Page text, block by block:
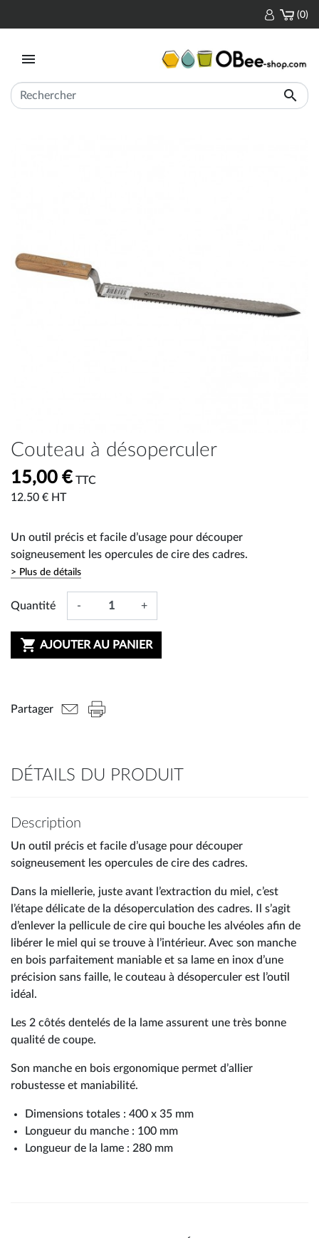
(0)


Couteau à désoperculer
15,00 € TTC
12.50 € HT
Un outil précis et facile d’usage pour découper
soigneusement les opercules de cire des cadres.
> Plus de détails
Quantité - +
 AJOUTER AU PANIER
Partager
DÉTAILS DU PRODUIT
Description
Un outil précis et facile d’usage pour découper
soigneusement les opercules de cire des cadres.
Dans la miellerie, juste avant l’extraction du miel, c’est
l’étape délicate de la désoperculation des cadres. Il s’agit
d’enlever la pellicule de cire qui bouche les alvéoles afin de
libérer le miel qui se trouve à l’intérieur. Avec son manche
en bois parfaitement maniable et sa lame en inox d’une
précision sans faille, le couteau à désoperculer est l’outil
idéal.
Les 2 côtés dentelés de la lame assurent une très bonne
qualité de coupe.
Son manche en bois ergonomique permet d’allier
robustesse et maniabilité.
Dimensions totales : 400 x 35 mm
Longueur du manche : 100 mm
Longueur de la lame : 280 mm